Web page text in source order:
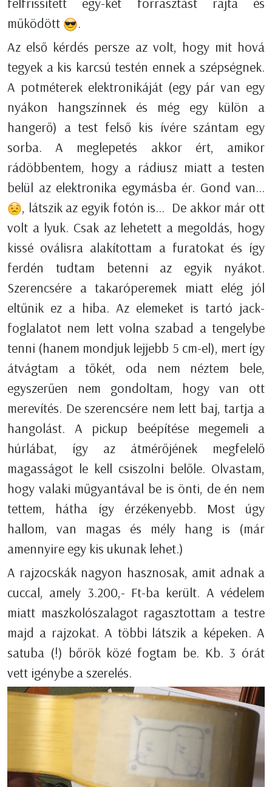
működött
.
Az első kérdés persze az volt, hogy mit hová
tegyek a kis karcsú testén ennek a szépségnek.
A potméterek elektronikáját (egy pár van egy
nyákon hangszínnek és még egy külön a
hangerő) a test felső kis ívére szántam egy
sorba. A meglepetés akkor ért, amikor
rádöbbentem, hogy a rádiusz miatt a testen
belül az elektronika egymásba ér. Gond van...
, látszik az egyik fotón is... De akkor már ott
volt a lyuk. Csak az lehetett a megoldás, hogy
kissé oválisra alakítottam a furatokat és így
ferdén tudtam betenni az egyik nyákot.
Szerencsére a takaróperemek miatt elég jól
eltűnik ez a hiba. Az elemeket is tartó jack-
foglalatot nem lett volna szabad a tengelybe
tenni (hanem mondjuk lejjebb 5 cm-el), mert így
átvágtam a tőkét, oda nem néztem bele,
egyszerűen nem gondoltam, hogy van ott
merevítés. De szerencsére nem lett baj, tartja a
hangolást. A pickup beépítése megemeli a
húrlábat, így az átmérőjének megfelelő
magasságot le kell csiszolni belőle. Olvastam,
hogy valaki műgyantával be is önti, de én nem
tettem, hátha így érzékenyebb. Most úgy
hallom, van magas és mély hang is (már
amennyire egy kis ukunak lehet.)
A rajzocskák nagyon hasznosak, amit adnak a
cuccal, amely 3.200,- Ft-ba került. A védelem
miatt maszkolószalagot ragasztottam a testre
majd a rajzokat. A többi látszik a képeken. A
satuba (!) bőrök közé fogtam be. Kb. 3 órát
vett igénybe a szerelés.